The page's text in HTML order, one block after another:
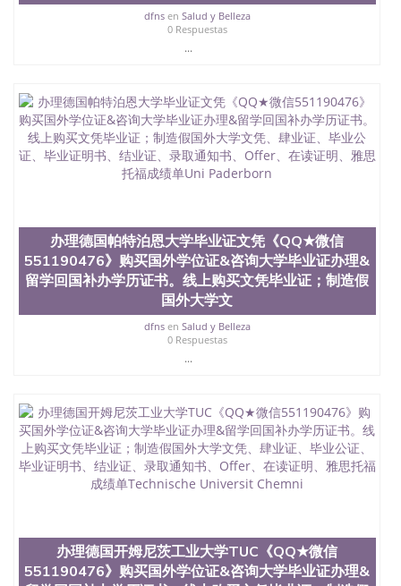
dfnsen Salud y Belleza
0 Respuestas
...
办理德国帕特泊恩大学毕业证文凭《QQ★微信
551190476》购买国外学位证&咨询大学毕业证办理&
留学回国补办学历证书。线上购买文凭毕业证；制造假
国外大学文
dfnsen Salud y Belleza
0 Respuestas
...
办理德国开姆尼茨工业大学TUC《QQ★微信
551190476》购买国外学位证&咨询大学毕业证办理&